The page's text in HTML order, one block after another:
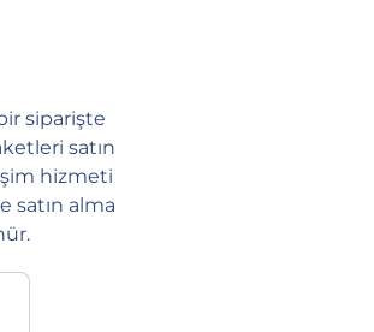
siparişte
satın
hizmeti
satın alma